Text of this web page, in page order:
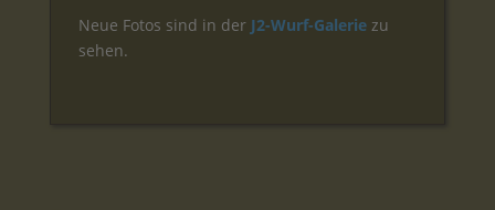
Neue Fotos sind in der J2-Wurf-Galeriezu
sehen.